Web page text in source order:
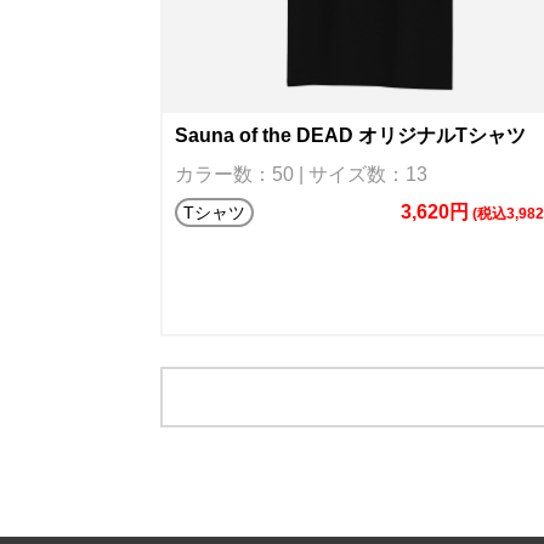
Sauna of the DEAD オリジナルTシャツ
カラー数：50 | サイズ数：13
Tシャツ 3,620円 (税込